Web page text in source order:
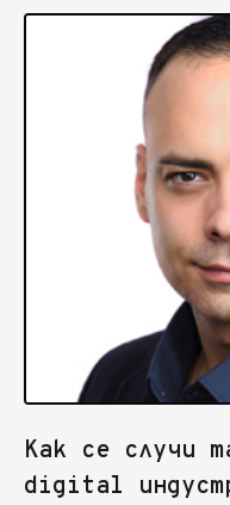
Как се случи
digital